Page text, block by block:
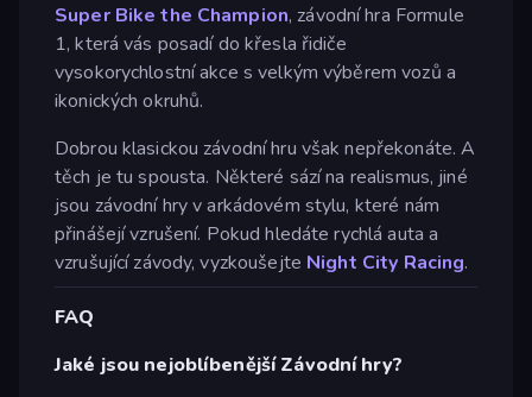
Super Bike the Champion, závodní hra Formule
1, která vás posadí do křesla řidiče
vysokorychlostní akce s velkým výběrem vozů a
ikonických okruhů.
Dobrou klasickou závodní hru však nepřekonáte. A
těch je tu spousta. Některé sází na realismus, jiné
jsou závodní hry v arkádovém stylu, které nám
přinášejí vzrušení. Pokud hledáte rychlá auta a
vzrušující závody, vyzkoušejte Night City Racing.
FAQ
Jaké jsou nejoblíbenější Závodní hry?